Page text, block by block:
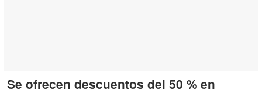
Se ofrecen descuentos del 50 % en